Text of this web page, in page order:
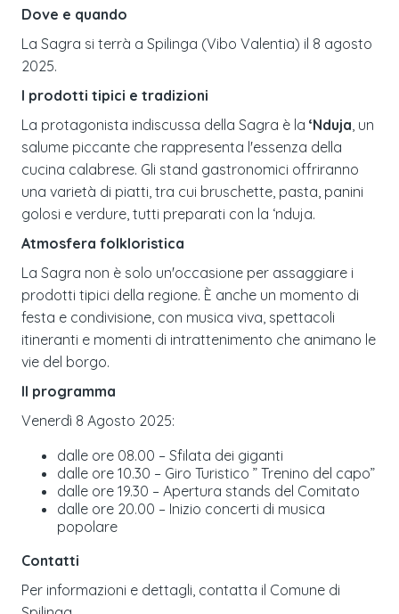
Dove e quando
La Sagra si terrà a Spilinga (Vibo Valentia) il 8 agosto
2025.
I prodotti tipici e tradizioni
La protagonista indiscussa della Sagra è la ‘Nduja , un
salume piccante che rappresenta l'essenza della
cucina calabrese. Gli stand gastronomici offriranno
una varietà di piatti, tra cui bruschette, pasta, panini
golosi e verdure, tutti preparati con la ‘nduja.
Atmosfera folkloristica
La Sagra non è solo un'occasione per assaggiare i
prodotti tipici della regione. È anche un momento di
festa e condivisione, con musica viva, spettacoli
itineranti e momenti di intrattenimento che animano le
vie del borgo.
Il programma
Venerdì 8 Agosto 2025:
dalle ore 08.00 – Sfilata dei giganti
dalle ore 10.30 – Giro Turistico ” Trenino del capo”
dalle ore 19.30 – Apertura stands del Comitato
dalle ore 20.00 – Inizio concerti di musica
popolare
Contatti
Per informazioni e dettagli, contatta il Comune di